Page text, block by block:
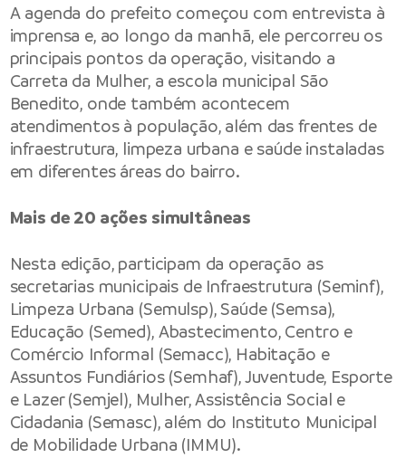
A agenda do prefeito começou com entrevista à
imprensa e, ao longo da manhã, ele percorreu os
principais pontos da operação, visitando a
Carreta da Mulher, a escola municipal São
Benedito, onde também acontecem
atendimentos à população, além das frentes de
infraestrutura, limpeza urbana e saúde instaladas
em diferentes áreas do bairro.
Mais de 20 ações simultâneas
Nesta edição, participam da operação as
secretarias municipais de Infraestrutura (Seminf),
Limpeza Urbana (Semulsp), Saúde (Semsa),
Educação (Semed), Abastecimento, Centro e
Comércio Informal (Semacc), Habitação e
Assuntos Fundiários (Semhaf), Juventude, Esporte
e Lazer (Semjel), Mulher, Assistência Social e
Cidadania (Semasc), além do Instituto Municipal
de Mobilidade Urbana (IMMU).